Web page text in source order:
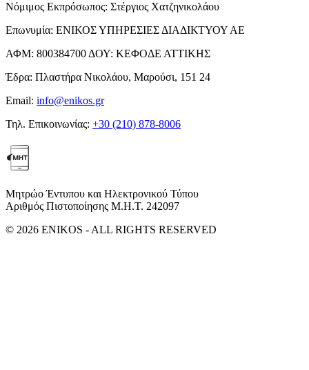
Νόμιμος Εκπρόσωπος: Στέργιος Χατζηνικολάου
Επωνυμία: ΕΝΙΚΟΣ ΥΠΗΡΕΣΙΕΣ ΔΙΑΔΙΚΤΥΟΥ ΑΕ
ΑΦΜ: 800384700 ΔΟΥ: ΚΕΦΟΔΕ ΑΤΤΙΚΗΣ
Έδρα: Πλαστήρα Νικολάου, Μαρούσι, 151 24
Email: info@enikos.gr
Τηλ. Επικοινωνίας: +30 (210) 878-8006
Μητρώο Έντυπου και Ηλεκτρονικού Τύπου
Αριθμός Πιστοποίησης Μ.Η.Τ. 242097
© 2026 ENIKOS - ALL RIGHTS RESERVED